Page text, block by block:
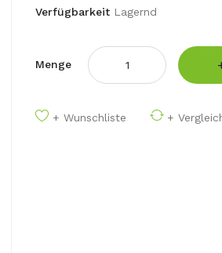
Verfügbarkeit Lagernd
Menge
+ Wunschliste +